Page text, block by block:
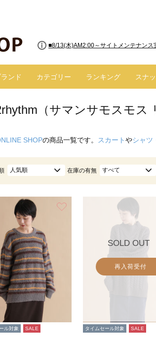
■8/13(木)AM2:00～サイトメンテナンス
ンド カテゴリー ランキング スナ
（サマンサモスモス
SHOPの商品一覧です。 スカートやシャツ
人気順 在庫の有無 すべて
ル対象 SALE
SOLD OUT
再入荷受付
タイムセール対象 SALE